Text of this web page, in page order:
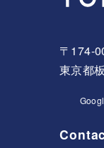
〒174-
東京都